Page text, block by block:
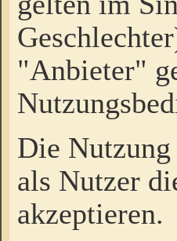
"Anbieter"
Die
als Nutzer
akzeptieren.